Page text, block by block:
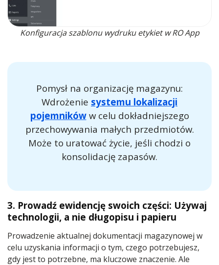
Konfiguracja szablonu wydruku etykiet w RO App
Pomysł na organizację magazynu:
Wdrożenie systemu lokalizacji
pojemnikóww celu dokładniejszego
przechowywania małych przedmiotów.
Może to uratować życie, jeśli chodzi o
konsolidację zapasów.
3. Prowadź ewidencję swoich części: Używaj
technologii, a nie długopisu i papieru
Prowadzenie aktualnej dokumentacji magazynowej w
celu uzyskania informacji o tym, czego potrzebujesz,
gdy jest to potrzebne, ma kluczowe znaczenie. Ale